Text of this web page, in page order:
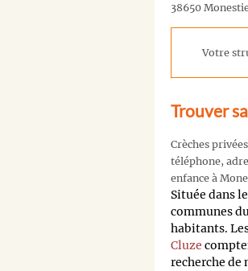
38650
Votre
Trouver
Crèches
téléphone,
enfance à
Située dans
communes
habitants.
Cluze
recherche de